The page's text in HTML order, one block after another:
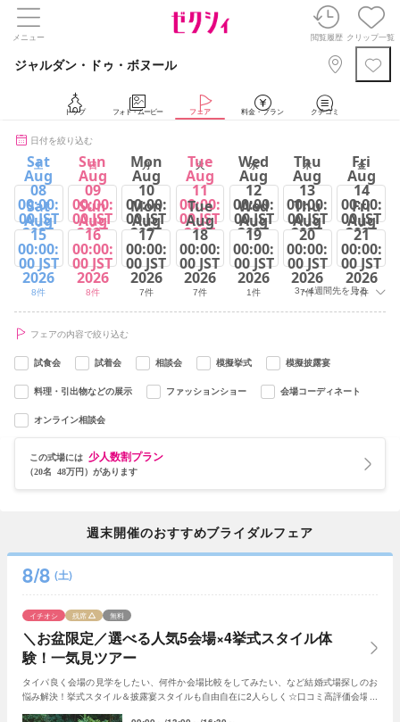
メニュー 閲覧履歴 クリップ一覧
ジャルダン・ドゥ・ボヌール
トップ フォト・ムービー フェア 料金・プラン クチコミ
日付を絞り込む
土 日 月 火 水 木 金
Sat
Aug
08
00:00:
00 JST
2026
8件
Sun
Aug
09
00:00:
00 JST
2026
8件
Mon
Aug
10
00:00:
00 JST
2026
8件
Tue
Aug
11
00:00:
00 JST
2026
8件
Wed
Aug
12
00:00:
00 JST
2026
2件
Thu
Aug
13
00:00:
00 JST
2026
8件
Fri
Aug
14
00:00:
00 JST
2026
8件
Sat
Aug
15
00:00:
00 JST
2026
8件
Sun
Aug
16
00:00:
00 JST
2026
8件
Mon
Aug
17
00:00:
00 JST
2026
7件
Tue
Aug
18
00:00:
00 JST
2026
7件
Wed
Aug
19
00:00:
00 JST
2026
1件
Thu
Aug
20
00:00:
00 JST
2026
7件
Fri
Aug
21
00:00:
00 JST
2026
7件
3～4週間先を見る
フェアの内容で絞り込む
試食会 試着会 相談会 模擬挙式 模擬披露宴
料理・引出物などの展示 ファッションショー 会場コーディネート
オンライン相談会
この式場には 少人数割プラン
（20名 48万円）があります
週末開催のおすすめブライダルフェア
8/8 (土)
＼お盆限定／選べる人気5会場×4挙式スタイル体
験！一気見ツアー
イチオシ 残席 無料
タイパ良く会場の見学をしたい、何件か会場比較をしてみたい、など結婚式場探しのお
悩み解決！挙式スタイル＆披露宴スタイルも自由自在に2人らしく☆口コミ高評価会場を